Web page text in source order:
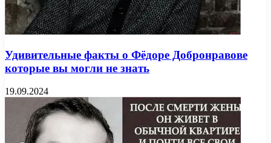
Удивительные факты о Фёдоре Добронравове
которые вы могли не знать
19.09.2024